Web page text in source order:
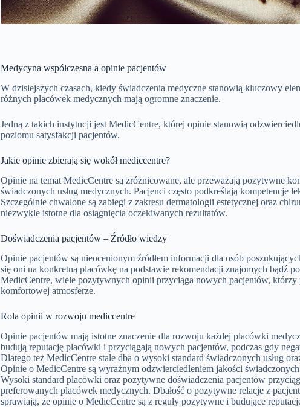
Medycyna współczesna a opinie pacjentów
W dzisiejszych czasach, kiedy świadczenia medyczne stanowią kluczowy
różnych placówek medycznych mają ogromne znaczenie.
Jedną z takich instytucji jest MedicCentre, której opinie stanowią
poziomu satysfakcji pacjentów.
Jakie opinie zbierają się wokół mediccentre?
Opinie na temat MedicCentre są zróżnicowane, ale przeważają pozytywne
świadczonych usług medycznych. Pacjenci często podkreślają kompetencje
Szczególnie chwalone są zabiegi z zakresu dermatologii estetycznej oraz
niezwykle istotne dla osiągnięcia oczekiwanych rezultatów.
Doświadczenia pacjentów – Źródło wiedzy
Opinie pacjentów są nieocenionym źródłem informacji dla osób
się oni na konkretną placówkę na podstawie rekomendacji znajomych bądź
MedicCentre, wiele pozytywnych opinii przyciąga nowych pacjentów,
komfortowej atmosferze.
Rola opinii w rozwoju mediccentre
Opinie pacjentów mają istotne znaczenie dla rozwoju każdej placówki
budują reputację placówki i przyciągają nowych pacjentów, podczas gdy
Dlatego też MedicCentre stale dba o wysoki standard świadczonych usług
Opinie o MedicCentre są wyraźnym odzwierciedleniem jakości
Wysoki standard placówki oraz pozytywne doświadczenia pacjentów
preferowanych placówek medycznych. Dbałość o pozytywne relacje z
sprawiają, że opinie o MedicCentre są z reguły pozytywne i budujące